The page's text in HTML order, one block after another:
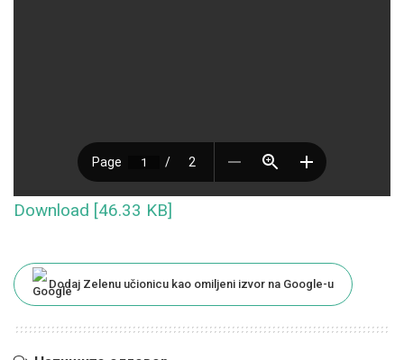
Download [46.33 KB]
Dodaj Zelenu učionicu kao omiljeni izvor na Google-u